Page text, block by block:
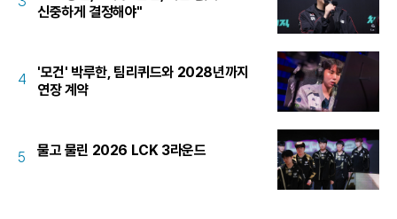
신중하게 결정해야"
4
'모건' 박루한, 팀리퀴드와 2028년까지
연장 계약
5 물고 물린 2026 LCK 3라운드